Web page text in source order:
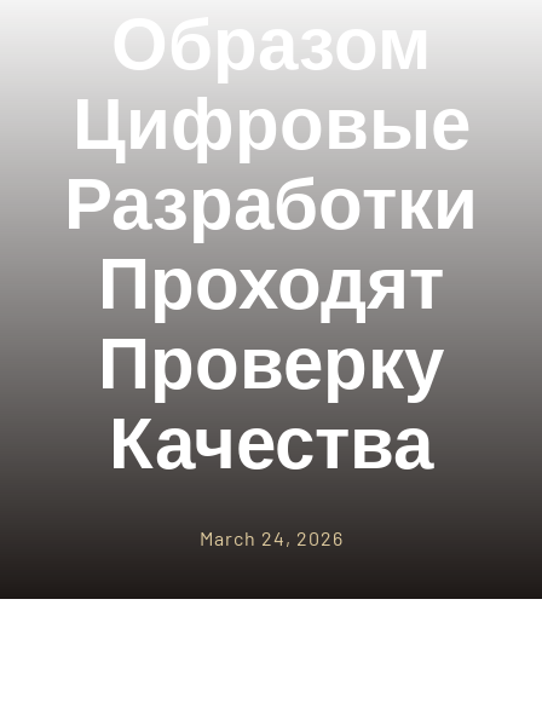
CRUCEROS
SEGUROS DE VIAJES
CONTACTO
Образом
Цифровые
Разработки
Проходят
Проверку
Качества
March 24, 2026